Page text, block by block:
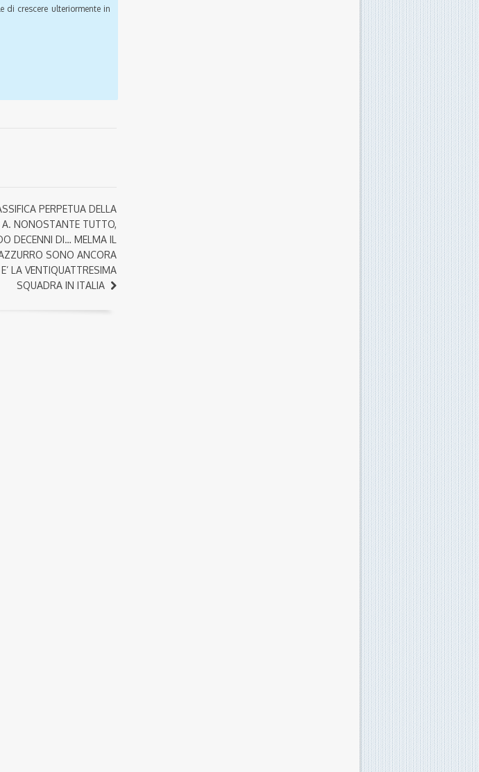
di crescere ulteriormente in
PERPETUA DELLA
A. NONOSTANTE TUTTO,
DECENNI DI… MELMA IL
SONO ANCORA
LA VENTIQUATTRESIMA
SQUADRA IN ITALIA